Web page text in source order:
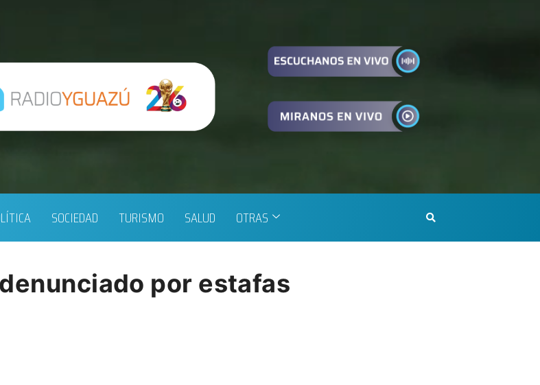
SOCIEDAD TURISMO SALUD OTRAS
por estafas